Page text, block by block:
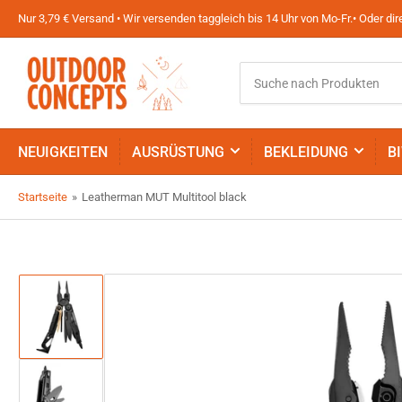
Nur 3,79 € Versand • Wir versenden taggleich bis 14 Uhr von Mo-Fr.• Oder
nach
Produkten
NEUIGKEITEN AUSRÜSTUNG BEKLEIDUNG
Startseite » Leatherman MUT Multitool black
Bild
in
Galerieansicht
1